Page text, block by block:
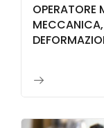
MECCANICA,